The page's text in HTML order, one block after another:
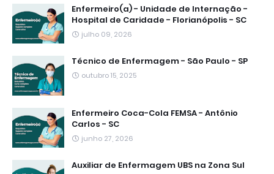
Enfermeiro(a) - Unidade de Internação -
Hospital de Caridade - Florianópolis - SC
julho 09, 2026
Técnico de Enfermagem - São Paulo - SP
outubro 15, 2025
Enfermeiro Coca-Cola FEMSA - Antônio
Carlos - SC
junho 27, 2026
Auxiliar de Enfermagem UBS na Zona Sul